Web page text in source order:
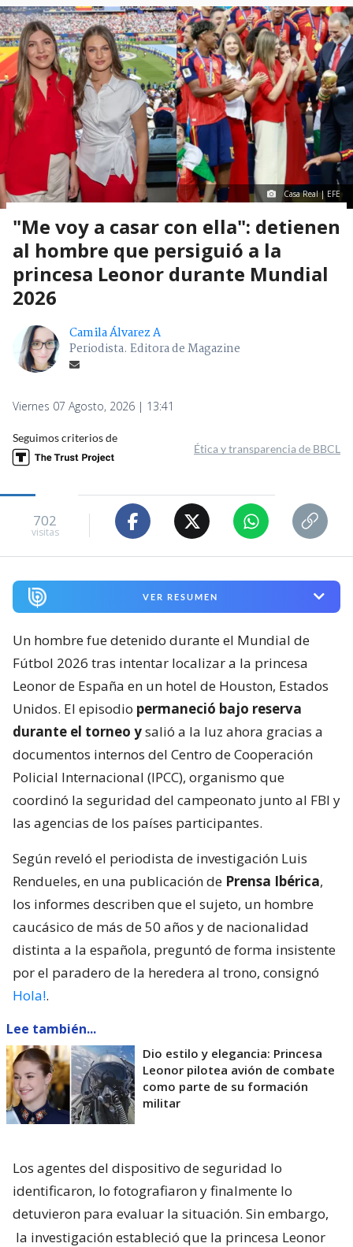
Casa Real | EFE
"Me voy a casar con ella": detienen
al hombre que persiguió a la
princesa Leonor durante Mundial
2026
Camila Álvarez A
Periodista. Editora de Magazine
Viernes 07 Agosto, 2026 | 13:41
Seguimos criterios de
Ética y transparencia de BBCL
702
visitas
VER RESUMEN
Un hombre fue detenido durante el Mundial de
Fútbol 2026 tras intentar localizar a la princesa
Leonor de España en un hotel de Houston, Estados
Unidos. El episodio permaneció bajo reserva
durante el torneo ysalió a la luz ahora gracias a
documentos internos del Centro de Cooperación
Policial Internacional (IPCC), organismo que
coordinó la seguridad del campeonato junto al FBI y
las agencias de los países participantes.
Según reveló el periodista de investigación Luis
Rendueles, en una publicación de Prensa Ibérica,
los informes describen que el sujeto, un hombre
caucásico de más de 50 años y de nacionalidad
distinta a la española, preguntó de forma insistente
por el paradero de la heredera al trono, consignó
Hola!.
Lee también...
Dio estilo y elegancia: Princesa
Leonor pilotea avión de combate
como parte de su formación
militar
Los agentes del dispositivo de seguridad lo
identificaron, lo fotografiaron y finalmente lo
detuvieron para evaluar la situación. Sin embargo,
la investigación estableció que la princesa Leonor